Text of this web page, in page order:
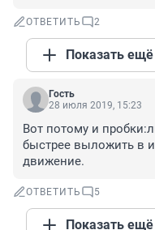
ОТВЕТИТЬ 2
Показать ещё
Гость
28 июля 2019, 15:23
Вот потому и
быстрее выложить в
движение.
ОТВЕТИТЬ 5
Показать ещё